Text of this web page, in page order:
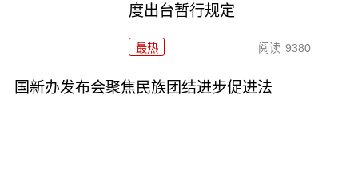
度出台暂行规定
最热 阅读 9380
国新办发布会聚焦民族团结进步促进法